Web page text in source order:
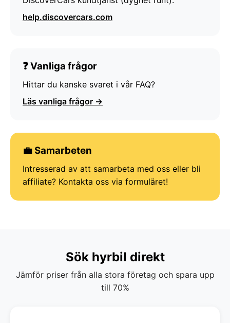
help.discovercars.com
❓ Vanliga frågor
Hittar du kanske svaret i vår FAQ?
Läs vanliga frågor →
💼 Samarbeten
Intresserad av att samarbeta med oss eller bli
affiliate? Kontakta oss via formuläret!
Sök hyrbil direkt
Jämför priser från alla stora företag och spara upp
till 70%